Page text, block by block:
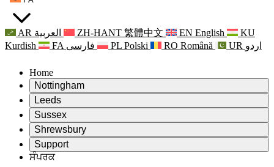
AR العربية ZH-HANT 繁體中文 EN English
KU
Kurdish
FA فارسی PL Polski RO Română UR اردو
Home
Nottingham
Review
ਸਮੀਖਿਆ ਦੇ ਚੇਅਰਮੈਨ
ਸੁਤੰਤਰ ਸਮੀਖਿਆ ਟੀਮ
ਸੰਦਰਭ ਦੀਆਂ ਸ਼ਰਤਾਂ
ਸੁਤੰਤਰ ਸਮੀਖਿਆ ਦੀ ਅੰਤਿਮ ਰਿਪੋਰਟ
ਅਕਸਰ ਪੁੱਛੇ ਜਾਣ ਵਾਲੇ ਸਵਾਲ
Leeds
Review
ਸਮੀਖਿਆ ਦੇ ਚੇਅਰਮੈਨ
ਸੁਤੰਤਰ ਸਮੀਖਿਆ ਟੀਮ
ਹਵਾਲੇ ਦੀਆਂ ਸ਼ਰਤਾਂ
ਸੰਪਰਕ
Sussex
Review
ਸਮੀਖਿਆ ਦੇ ਚੇਅਰਮੈਨ
ਸੁਤੰਤਰ ਸਮੀਖਿਆ ਟੀਮ
ਸੰਦਰਭ ਦੀਆਂ ਸ਼ਰਤਾਂ
Shrewsbury
Review
ਜਣੇਪਾ ਸਮੀਖਿਆ ਵਾਸਤੇ ਸੰਦਰਭ ਦੀਆਂ ਸ਼ਰਤਾਂ
Support
Leeds
ਸੰਪਰਕ